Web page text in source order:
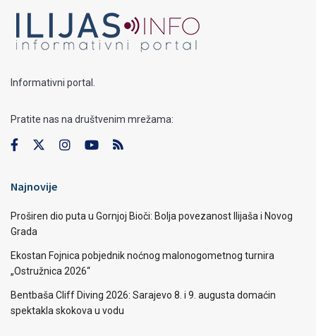
Informativni portal.
Pratite nas na društvenim mrežama:
Najnovije
Proširen dio puta u Gornjoj Bioči: Bolja povezanost Ilijaša i Novog
Grada
Ekostan Fojnica pobjednik noćnog malonogometnog turnira
„Ostružnica 2026“
Bentbaša Cliff Diving 2026: Sarajevo 8. i 9. augusta domaćin
spektakla skokova u vodu